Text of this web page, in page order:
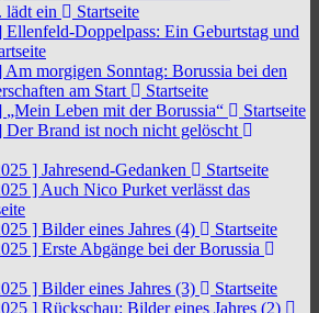
lädt ein
Startseite
Ellenfeld-Doppelpass: Ein Geburtstag und
Am morgigen Sonntag: Borussia bei den
am Start
Startseite
„Mein Leben mit der Borussia“
Startseite
Der Brand ist noch nicht gelöscht
] Jahresend-Gedanken
Startseite
] Auch Nico Purket verlässt das
] Bilder eines Jahres (4)
Startseite
] Erste Abgänge bei der Borussia
] Bilder eines Jahres (3)
Startseite
] Rückschau: Bilder eines Jahres (2)